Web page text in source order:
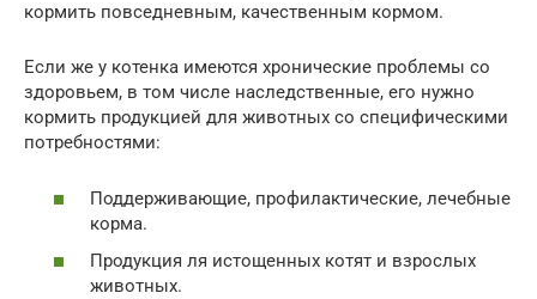
кормить повседневным, качественным кормом.
Если же у котенка имеются хронические проблемы со
здоровьем, в том числе наследственные, его нужно
кормить продукцией для животных со специфическими
потребностями:
Поддерживающие, профилактические, лечебные
корма.
Продукция ля истощенных котят и взрослых
животных.